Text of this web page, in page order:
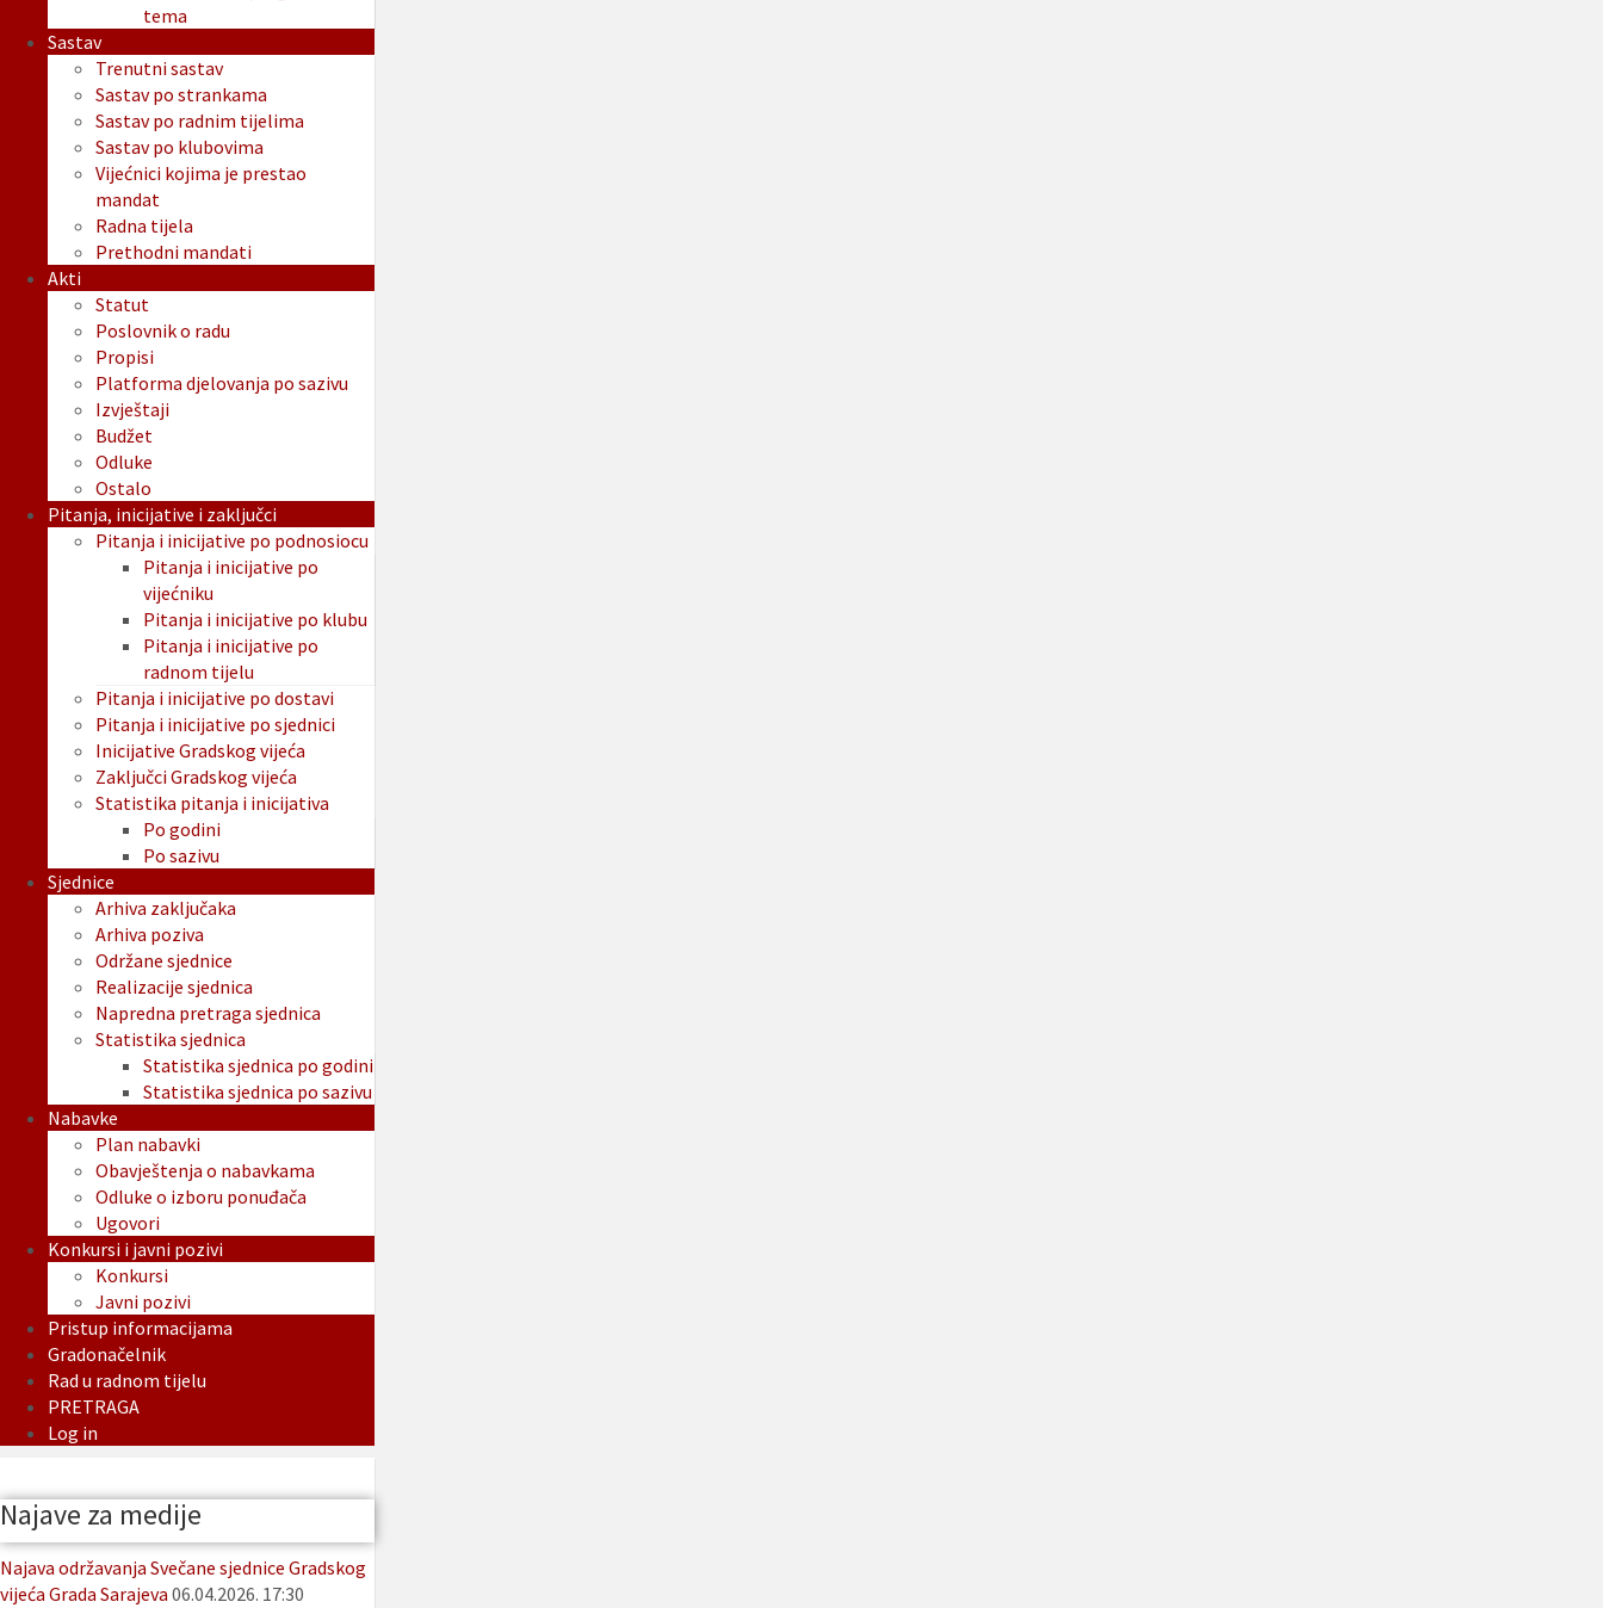
tema
Sastav
Trenutni sastav
Sastav po strankama
Sastav po radnim tijelima
Sastav po klubovima
Vijećnici kojima je prestao
mandat
Radna tijela
Prethodni mandati
Akti
Statut
Poslovnik o radu
Propisi
Platforma djelovanja po sazivu
Izvještaji
Budžet
Odluke
Ostalo
Pitanja, inicijative i zaključci
Pitanja i inicijative po podnosiocu
Pitanja i inicijative po
vijećniku
Pitanja i inicijative po klubu
Pitanja i inicijative po
radnom tijelu
Pitanja i inicijative po dostavi
Pitanja i inicijative po sjednici
Inicijative Gradskog vijeća
Zaključci Gradskog vijeća
Statistika pitanja i inicijativa
Po godini
Po sazivu
Sjednice
Arhiva zaključaka
Arhiva poziva
Održane sjednice
Realizacije sjednica
Napredna pretraga sjednica
Statistika sjednica
Statistika sjednica po godini
Statistika sjednica po sazivu
Nabavke
Plan nabavki
Obavještenja o nabavkama
Odluke o izboru ponuđača
Ugovori
Konkursi i javni pozivi
Konkursi
Javni pozivi
Pristup informacijama
Gradonačelnik
Rad u radnom tijelu
PRETRAGA
Log in
Najave za medije
Najava održavanja Svečane sjednice Gradskog
vijeća Grada Sarajeva 06.04.2026. 17:30